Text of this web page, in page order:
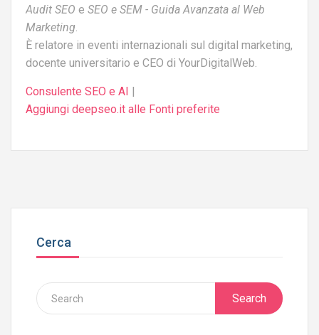
Audit SEO e SEO e SEM - Guida Avanzata al Web
Marketing.
È relatore in eventi internazionali sul digital marketing,
docente universitario e CEO di YourDigitalWeb.
Consulente SEO e AI |
Aggiungi deepseo.it alle Fonti preferite
Cerca
Search